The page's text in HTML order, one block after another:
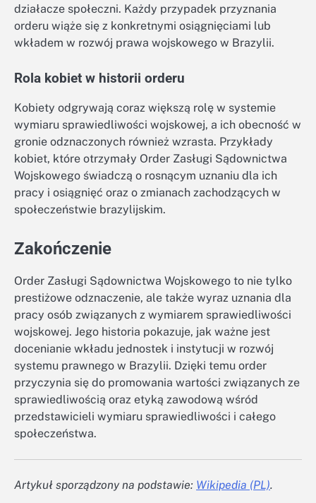
działacze społeczni. Każdy przypadek przyznania
orderu wiąże się z konkretnymi osiągnięciami lub
wkładem w rozwój prawa wojskowego w Brazylii.
Rola kobiet w historii orderu
Kobiety odgrywają coraz większą rolę w systemie
wymiaru sprawiedliwości wojskowej, a ich obecność w
gronie odznaczonych również wzrasta. Przykłady
kobiet, które otrzymały Order Zasługi Sądownictwa
Wojskowego świadczą o rosnącym uznaniu dla ich
pracy i osiągnięć oraz o zmianach zachodzących w
społeczeństwie brazylijskim.
Zakończenie
Order Zasługi Sądownictwa Wojskowego to nie tylko
prestiżowe odznaczenie, ale także wyraz uznania dla
pracy osób związanych z wymiarem sprawiedliwości
wojskowej. Jego historia pokazuje, jak ważne jest
docenianie wkładu jednostek i instytucji w rozwój
systemu prawnego w Brazylii. Dzięki temu order
przyczynia się do promowania wartości związanych ze
sprawiedliwością oraz etyką zawodową wśród
przedstawicieli wymiaru sprawiedliwości i całego
społeczeństwa.
Artykuł sporządzony na podstawie: Wikipedia (PL).